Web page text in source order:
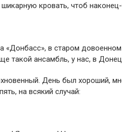
кровать, чтоб наконец-
«Донбасс», в старом
такой ансамбль, у нас, в
День был хороший,
на всякий случай: